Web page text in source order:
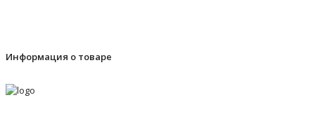
Информация о товаре